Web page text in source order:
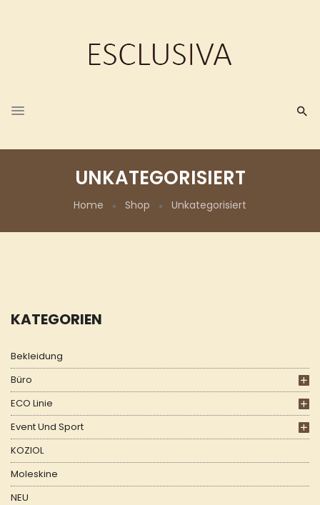
UNKATEGORISIERT
Home Shop Unkategorisiert
KATEGORIEN
Bekleidung
Büro
ECO Linie
Event Und Sport
KOZIOL
Moleskine
NEU